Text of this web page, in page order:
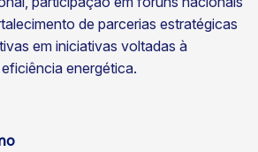
de parcerias estratégicas
em iniciativas voltadas à
energética.